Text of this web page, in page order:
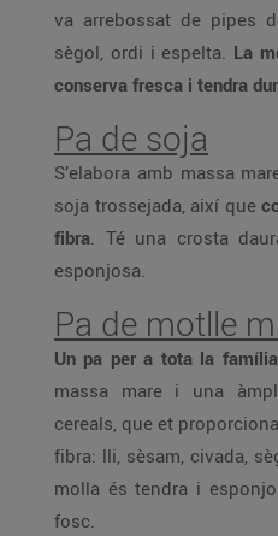
va arrebossat de pipes
sègol, ordi i espelta. La
conserva fresca i tendra
Pa de soja
S’elabora amb massa
soja trossejada, així que
fibra. Té una crosta
esponjosa.
Pa de motlle
Un pa per a tota la
massa mare i una
cereals, que et
fibra: lli, sèsam, civada,
molla és tendra i
fosc.